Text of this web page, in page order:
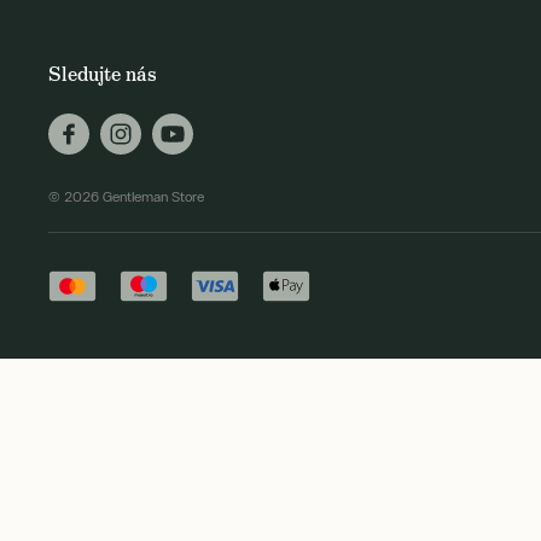
Sledujte nás
© 2026 Gentleman Store